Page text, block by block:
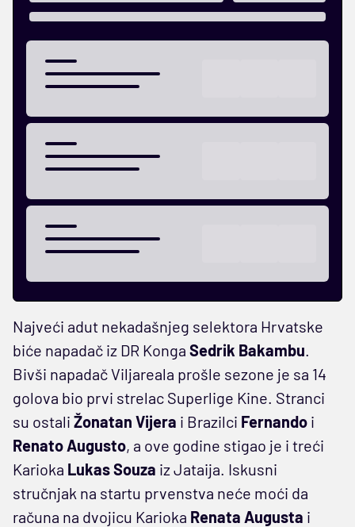
Najveći adut nekadašnjeg selektora Hrvatske
biće napadač iz DR Konga Sedrik Bakambu.
Bivši napadač Viljareala prošle sezone je sa 14
golova bio prvi strelac Superlige Kine. Stranci
su ostali Žonatan Vijera i Brazilci Fernando i
Renato Augusto, a ove godine stigao je i treći
Karioka Lukas Souza iz Jataija. Iskusni
stručnjak na startu prvenstva neće moći da
računa na dvojicu Karioka Renata Augusta i